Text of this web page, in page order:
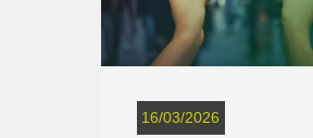
16/03/2026